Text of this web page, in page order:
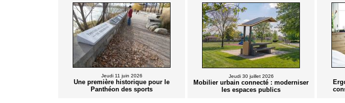
Jeudi 11 juin 2026
Une première historique pour le
Panthéon des sports
Jeudi 30 juillet 2026
Mobilier urbain connecté : moderniser
les espaces publics